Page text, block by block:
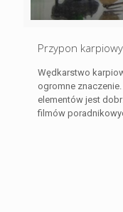
Przypon
Wędkarstwo
ogromne
elementów jest
filmów